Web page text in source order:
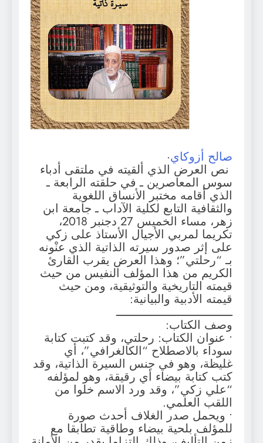
صالح أزوكاي·
نص العرض الذي ألقيته في ملتقى أدباء
سوس المعاصرين ـ في حلقته الرابعة ـ
الذي أقامه مختبر الأنساق اللغوية
والثقافية التابع لكلية الآداب ـ جامعة ابن
زهر، مساء الخميس 27 دجنبر 2018،
تكريما لمربي الأجيال الأستاذ على زكي
على إثر صدور سيرته الذاتية الذي عنْونه
بـ “رحلتي”؛ وهذا العرض يقرب القارئ
الكريم من هذا المؤلف النفيس من حيث
قيمته التاريخية والتوثيقية، ومن حيث
قيمته الأدبية والبيانية:
ـــــــــــــــــــــــــــــــــ
وصف الكتاب:
• عنوان الكتاب: رحلتي، وقد كتبت كتابة
سوداء بالاصطلاح “الكالغرافي”، أي
غليظة، وهو في جنس السيرة الذاتية، وقد
كتب كتابة بيضاء أي رقيقة، وهو لمؤلفه
“علي زكي”، وقد ورد الاسم خلوا من
اللقب العلمي.
• ويحمل صدر الغلاف أحدث صورة
للمؤلف بلحية بيضاء وطاقية تطابقا مع